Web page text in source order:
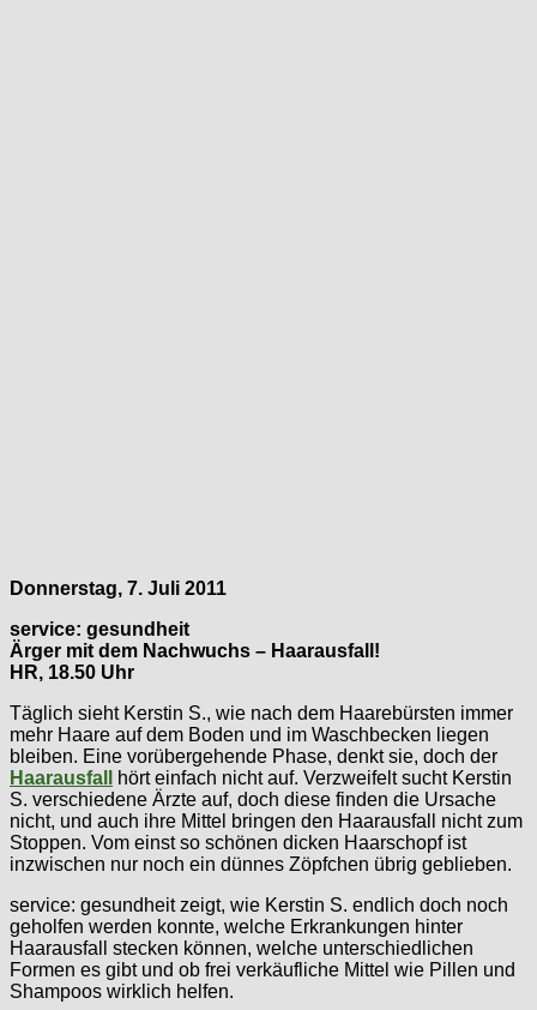
Donnerstag, 7. Juli 2011
service: gesundheit
Ärger mit dem Nachwuchs – Haarausfall!
HR, 18.50 Uhr
Täglich sieht Kerstin S., wie nach dem Haarebürsten immer
mehr Haare auf dem Boden und im Waschbecken liegen
bleiben. Eine vorübergehende Phase, denkt sie, doch der
Haarausfall
hört einfach nicht auf. Verzweifelt sucht Kerstin
S. verschiedene Ärzte auf, doch diese finden die Ursache
nicht, und auch ihre Mittel bringen den Haarausfall nicht zum
Stoppen. Vom einst so schönen dicken Haarschopf ist
inzwischen nur noch ein dünnes Zöpfchen übrig geblieben.
service: gesundheit zeigt, wie Kerstin S. endlich doch noch
geholfen werden konnte, welche Erkrankungen hinter
Haarausfall stecken können, welche unterschiedlichen
Formen es gibt und ob frei verkäufliche Mittel wie Pillen und
Shampoos wirklich helfen.